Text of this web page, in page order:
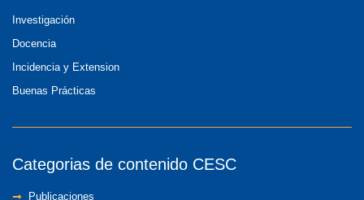
Investigación
Docencia
Incidencia y Extension
Buenas Prácticas
Categorias de contenido CESC
Publicaciones